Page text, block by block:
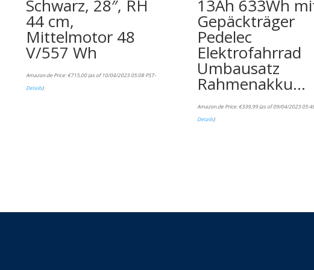
Schwarz, 28″, RH
44 cm,
Mittelmotor 48
V/557 Wh
Amazon.de Price:€715,00(as of 10/04/2023 05:08 PST-
Details)
13Ah 633Wh
Gepäckträger
Pedelec
Elektrofahrrad
Umbausatz
Rahmenakku…
Amazon.de Price:€339,99(as of 09/04/2023
Details)